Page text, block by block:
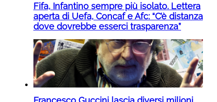
Fifa, Infantino sempre più isolato. Lettera
aperta di Uefa, Concaf e Afc: “C’è distanza
dove dovrebbe esserci trasparenza”